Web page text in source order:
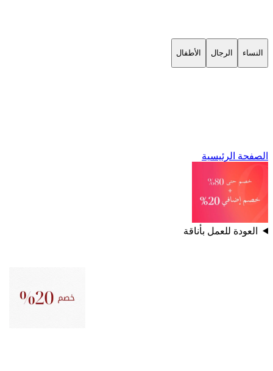
النساء الرجال الأطفال
الصفحة الرئيسية
العودة للعمل بأناقة